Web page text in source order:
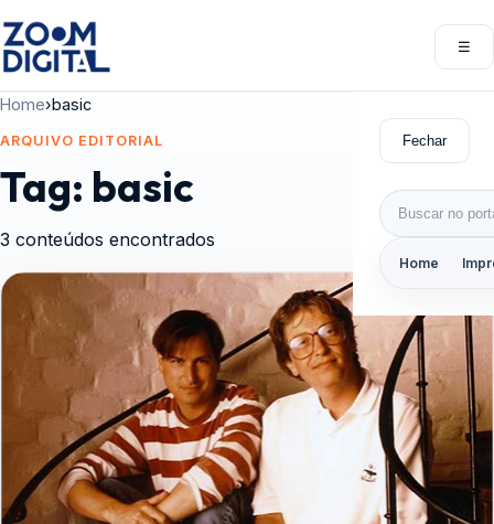
☰
Fechar
Buscar por:
Home
Home›basic
ARQUIVO EDITORIAL
Tag: basic
3 conteúdos encontrados